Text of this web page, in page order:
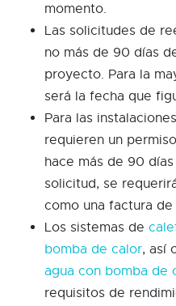
momento.
Las solicitudes de
no más de 90 días
proyecto. Para la
será la fecha que
Para las
requieren un
hace más de 90
solicitud, se
como una factura de
Los sistemas de
bomba de calor, así
agua con bomba de
requisitos de